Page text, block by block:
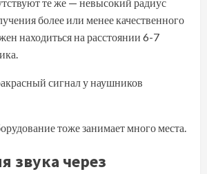
более или менее качественного
находиться на расстоянии 6-7
тоже занимает много места.
звука через